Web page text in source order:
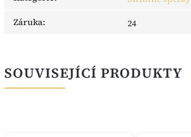
Záruka: 24
SOUVISEJÍCÍ PRODUKTY